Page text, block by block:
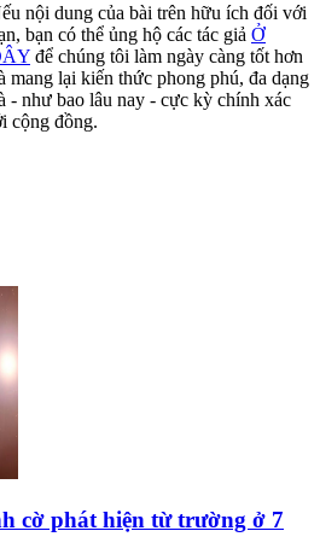
nội dung của bài trên hữu ích đối với
bạn có thể ủng hộ các tác giả Ở
để chúng tôi làm ngày càng tốt hơn
mang lại kiến thức phong phú, đa dạng
- như bao lâu nay - cực kỳ chính xác
cộng đồng.
cờ phát hiện từ trường ở 7